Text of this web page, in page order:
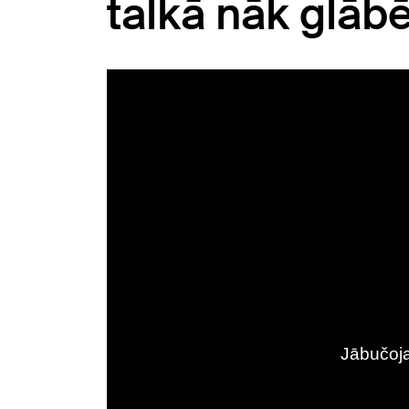
talkā nāk